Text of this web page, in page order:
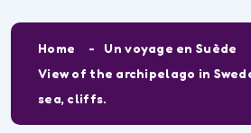
Home
Un voyage en Suède
View of the archipelago in
sea, cliffs.